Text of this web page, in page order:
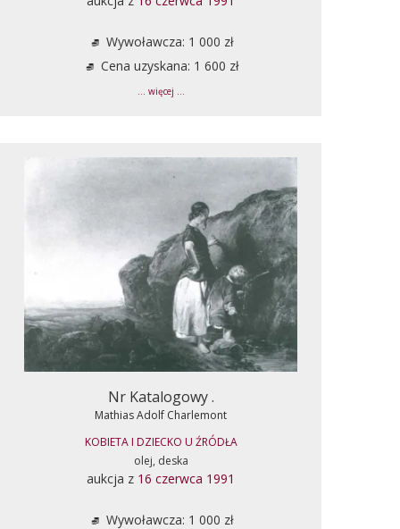
Wywoławcza: 1 000 zł
Cena uzyskana: 1 600 zł
... więcej ...
Nr Katalogowy .
Mathias Adolf Charlemont
KOBIETA I DZIECKO U ŹRÓDŁA
olej, deska
aukcja z 16 czerwca 1991
Wywoławcza: 1 000 zł